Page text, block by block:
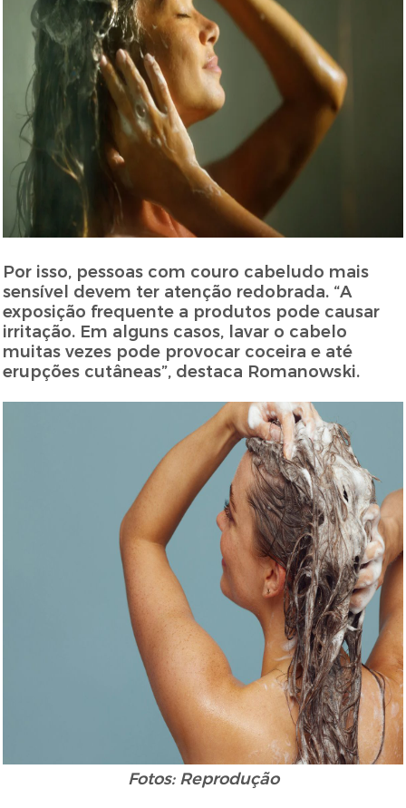
Por isso, pessoas com couro cabeludo mais
sensível devem ter atenção redobrada. “A
exposição frequente a produtos pode causar
irritação. Em alguns casos, lavar o cabelo
muitas vezes pode provocar coceira e até
erupções cutâneas”, destaca Romanowski.
Fotos: Reprodução